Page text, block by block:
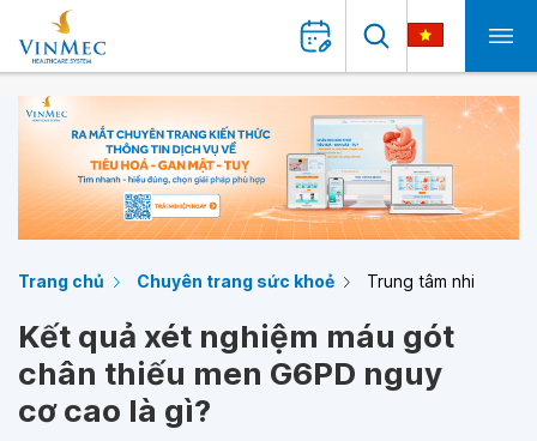
Trang chủ Chuyên trang sức khoẻ Trung tâm nhi
Kết quả xét nghiệm máu gót
chân thiếu men G6PD nguy
cơ cao là gì?